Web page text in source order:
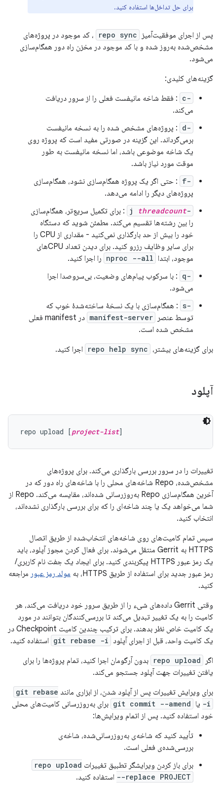
برای حل تداخل‌ها استفاده کنید.
پس از اجرای موفقیت‌آمیز repo sync
، کد موجود در پروژه‌های
مشخص‌شده به‌روز شده و با کد موجود در مخزن راه دور همگام‌سازی
می‌شود.
گزینه‌های کلیدی:
-c
: فقط شاخه مانیفست فعلی را از سرور دریافت
می‌کند.
-d
: پروژه‌های مشخص شده را به نسخه مانیفست
برمی‌گرداند. این گزینه در صورتی مفید است که پروژه روی
یک شاخه موضوعی باشد، اما نسخه مانیفست به طور
موقت مورد نیاز باشد.
-f
: حتی اگر یک پروژه همگام‌سازی نشود، همگام‌سازی
پروژه‌های دیگر را ادامه می‌دهد.
-j
threadcount
: برای تکمیل سریع‌تر، همگام‌سازی
را بین رشته‌ها تقسیم می‌کند. مطمئن شوید که دستگاه
خود را بیش از حد بارگذاری نمی‌کنید - مقداری از CPU را
برای سایر وظایف رزرو کنید. برای دیدن تعداد CPUهای
موجود، ابتدا nproc --all را اجرا کنید.
-q
: با سرکوب پیام‌های وضعیت، بی‌سروصدا اجرا
می‌شود.
-s
: همگام‌سازی با یک نسخهٔ ساخته‌شدهٔ خوب که
توسط عنصر
manifest-server
در manifest فعلی
مشخص شده است.
برای گزینه‌های بیشتر، repo help sync اجرا کنید.
آپلود
repo upload [project-list
تغییرات را در سرور بررسی بارگذاری می‌کند. برای پروژه‌های
مشخص‌شده، Repo شاخه‌های محلی را با شاخه‌های راه دور که در
آخرین همگام‌سازی Repo به‌روزرسانی شده‌اند، مقایسه می‌کند. Repo از
شما می‌خواهد یک یا چند شاخه‌ای را که برای بررسی بارگذاری نشده‌اند،
انتخاب کنید.
سپس تمام کامیت‌های روی شاخه‌های انتخاب‌شده از طریق اتصال
HTTPS به Gerrit منتقل می‌شوند. برای فعال کردن مجوز آپلود، باید
یک رمز عبور HTTPS پیکربندی کنید. برای ایجاد یک جفت نام کاربری/
رمز عبور جدید برای استفاده از طریق HTTPS، به
مولد رمز عبور مراجعه
کنید.
وقتی Gerrit داده‌های شیء را از طریق سرور خود دریافت می‌کند، هر
کامیت را به یک تغییر تبدیل می‌کند تا بررسی‌کنندگان بتوانند در مورد
یک کامیت خاص نظر بدهند. برای ترکیب چندین کامیت Checkpoint در
یک کامیت واحد، قبل از اجرای آپلود git rebase -i استفاده کنید.
اگر
repo upload بدون آرگومان اجرا کنید، تمام پروژه‌ها را برای
یافتن تغییرات جهت آپلود جستجو می‌کند.
برای ویرایش تغییرات پس از آپلود شدن، از ابزاری مانند git rebase
-i یا git commit --amend برای به‌روزرسانی کامیت‌های محلی
خود استفاده کنید. پس از اتمام ویرایش‌ها:
تأیید کنید که شاخه‌ی به‌روزرسانی‌شده، شاخه‌ی
بررسی‌شده‌ی فعلی است.
برای باز کردن ویرایشگر تطبیق تغییرات repo upload
--replace PROJECT استفاده کنید.